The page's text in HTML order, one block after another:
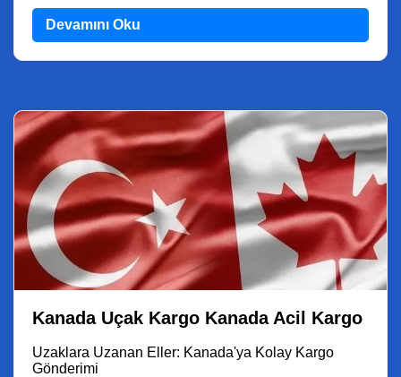
Devamını Oku
Kanada Uçak Kargo Kanada Acil Kargo
Uzaklara Uzanan Eller: Kanada'ya Kolay Kargo
Gönderimi